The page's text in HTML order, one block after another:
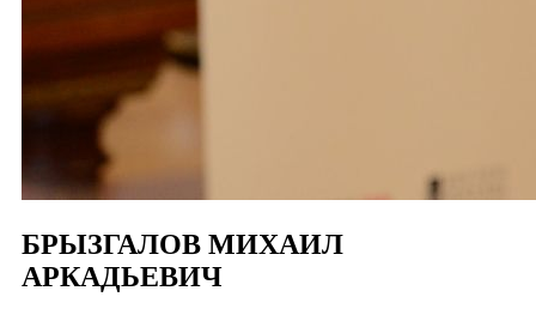
БРЫЗГАЛОВ МИХАИЛ
АРКАДЬЕВИЧ